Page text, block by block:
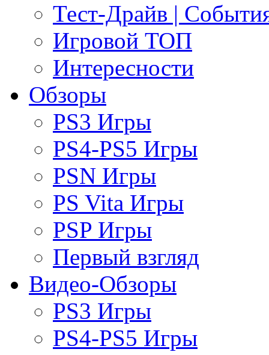
Тест-Драйв |
Игровой ТОП
Интересности
Обзоры
PS3 Игры
PS4-PS5 Игры
PSN Игры
PS Vita Игры
PSP Игры
Первый взгляд
Видео-Обзоры
PS3 Игры
PS4-PS5 Игры